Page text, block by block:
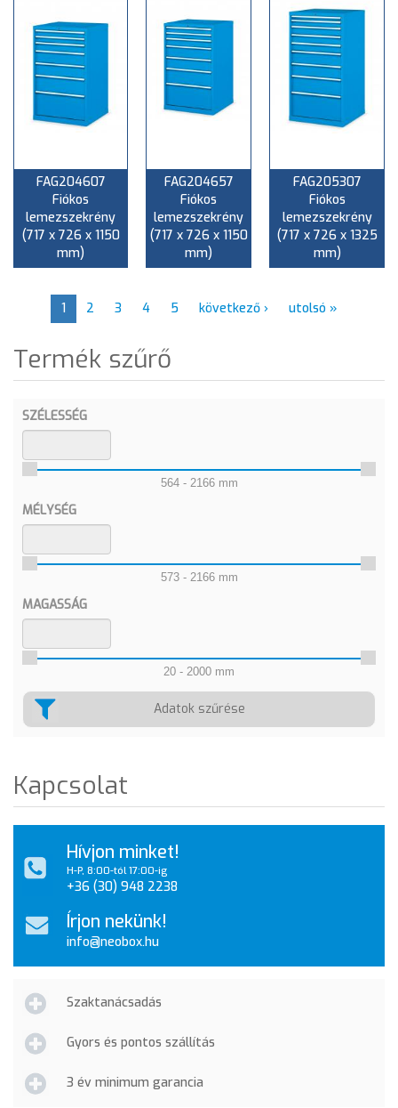
FAG204607
Fiókos
lemezszekrény
(717 x 726 x 1150
mm)
FAG204657
Fiókos
lemezszekrény
(717 x 726 x 1150
mm)
FAG205307
Fiókos
lemezszekrény
(717 x 726 x 1325
mm)
1 2 3 4 5 következő › utolsó »
Termék szűrő
SZÉLESSÉG
564 - 2166 mm
MÉLYSÉG
573 - 2166 mm
MAGASSÁG
20 - 2000 mm
Adatok szűrése
Kapcsolat
Hívjon minket!
H-P, 8:00-tól 17:00-ig
+36 (30) 948 2238
Írjon nekünk!
info@neobox.hu
Szaktanácsadás
Gyors és pontos szállítás
3 év minimum garancia